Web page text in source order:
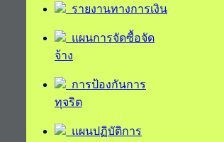
รายงานทางการเงิน
แผนการจัดซื้อจัด
จ้าง
การป้องกันการ
ทุจริต
แผนปฏิบัติการ